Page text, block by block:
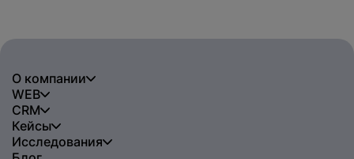
О компании
WEB
CRM
Кейсы
Исследования